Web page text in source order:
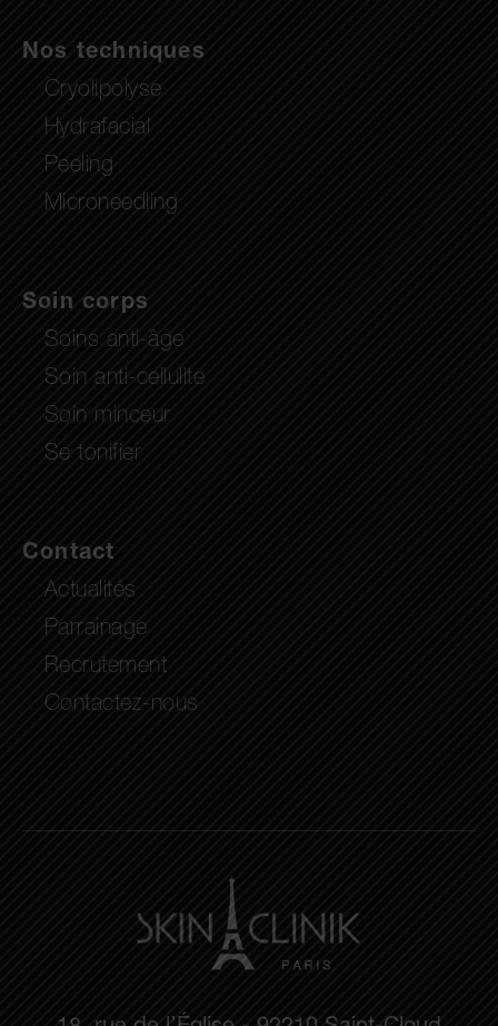
Nos techniques
Cryolipolyse
Hydrafacial
Peeling
Microneedling
Soin corps
Soins anti-âge
Soin anti-cellulite
Soin minceur
Se tonifier
Contact
Actualités
Parrainage
Recrutement
Contactez-nous